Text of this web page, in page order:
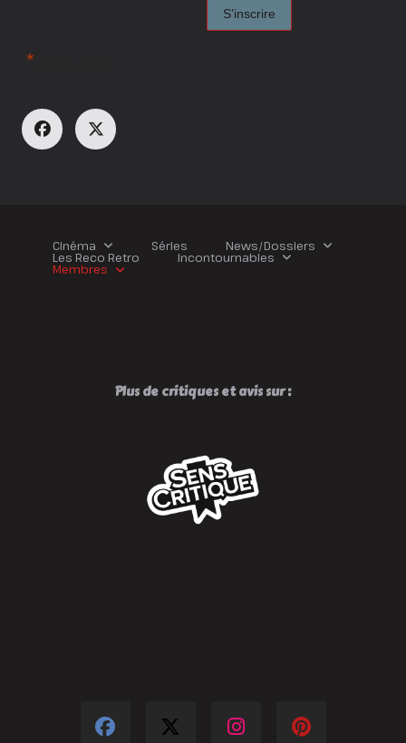
*
Cinéma Séries News/Dossiers
Les Reco Retro Incontournables
Membres
Plus de critiques et avis sur :